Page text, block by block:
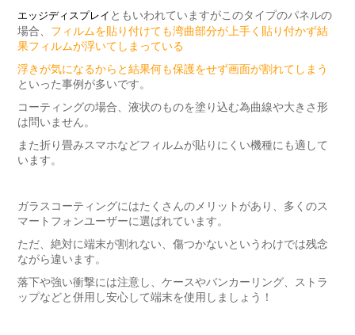
エッジディスプレイ ともいわれていますがこのタイプのパネルの
場合、 フィルムを貼り付けても湾曲部分が上手く貼り付かず結
果フィルムが浮いてしまっている
浮きが気になるからと結果何も保護をせず画面が割れてしまう
といった事例が多いです。
コーティングの場合、液状のものを塗り込む為曲線や大きさ形
は問いません。
また折り畳みスマホなどフィルムが貼りにくい機種にも適して
います。
ガラスコーティングにはたくさんのメリットがあり、多くのス
マートフォンユーザーに選ばれています。
ただ、絶対に端末が割れない、傷つかないというわけでは残念
ながら違います。
落下や強い衝撃には注意し、ケースやバンカーリング、ストラ
ップなどと併用し安心して端末を使用しましょう！